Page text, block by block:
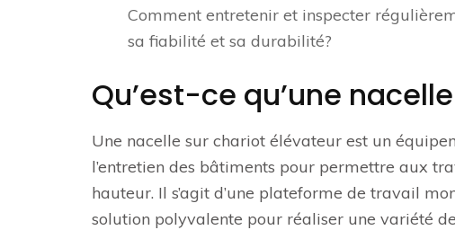
Comment entretenir et inspecter
sa fiabilité et sa durabilité?
Qu’est-ce qu’une
Une nacelle sur chariot élévateur est un
l’entretien des bâtiments pour permettre aux
hauteur. Il s’agit d’une plateforme de travail
solution polyvalente pour réaliser une variété